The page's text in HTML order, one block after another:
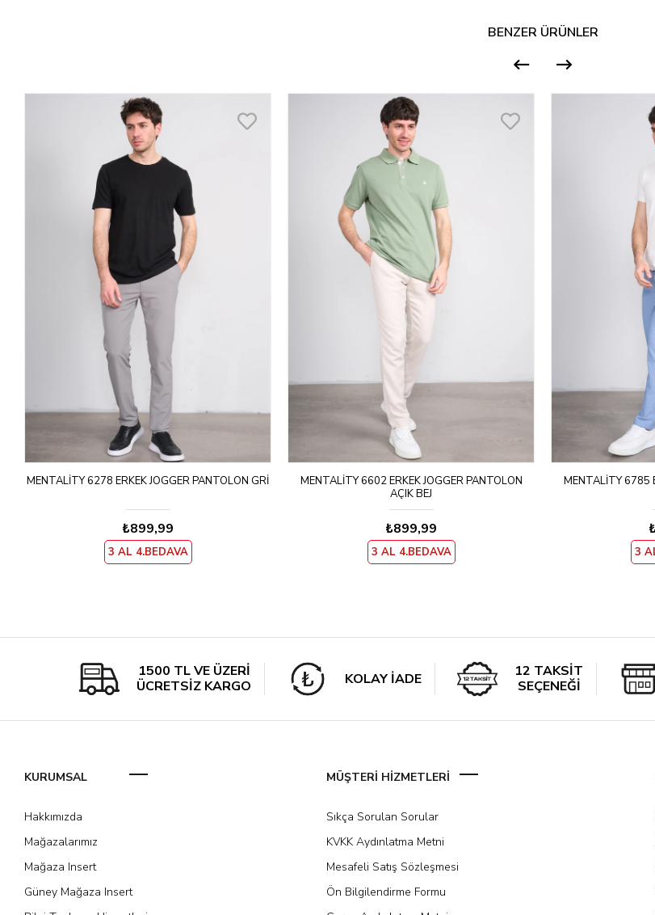
BENZER ÜRÜNLER
MENTALITY 6278 ERKEK JOGGER PANTOLON GRI
₺899,99
3 AL 4.BEDAVA
MENTALITY 6602 ERKEK JOGGER PANTOLON
AÇIK BEJ
₺899,99
3 AL 4.BEDAVA
MENTALITY 6785
3
1500 TL VE ÜZERİ
ÜCRETSİZ KARGO
KOLAY İADE
12 TAKSİT
SEÇENEĞİ
KURUMSAL
Hakkımızda
Mağazalarımız
Mağaza Insert
Güney Mağaza Insert
MÜŞTERİ HİZMETLERİ
Sıkça Sorulan Sorular
KVKK Aydınlatma Metni
Mesafeli Satış Sözleşmesi
Ön Bilgilendirme Formu